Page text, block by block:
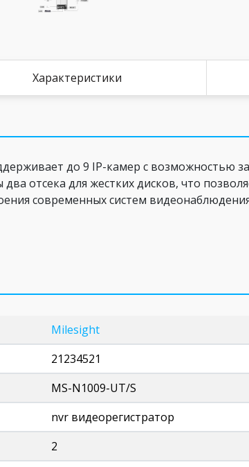
Характеристики
до 9 IP-камер с возможностью
отсека для жестких дисков, что
современных систем
Milesight
21234521
MS-N1009-UT/S
nvr видеорегистратор
2